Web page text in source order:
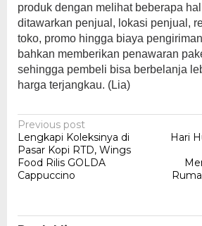
produk dengan melihat beberapa
ditawarkan penjual, lokasi penjual,
toko, promo hingga biaya
bahkan memberikan penawaran
sehingga pembeli bisa berbelanja
harga terjangkau. (Lia)
Post
navigation
Previous post
Lengkapi Koleksinya di
Pasar Kopi RTD, Wings
Food Rilis GOLDA
Cappuccino
Hari